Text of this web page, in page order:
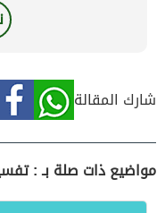
شارك المقالة
مواضيع ذات صلة بـ :